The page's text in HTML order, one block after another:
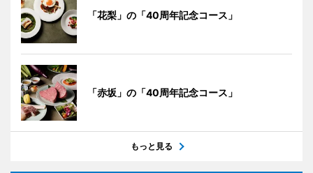
「花梨」の「40周年記念コース」
「赤坂」の「40周年記念コース」
もっと見る